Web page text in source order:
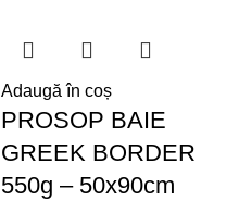
Adaugă în coș
PROSOP BAIE
GREEK BORDER
550g – 50x90cm